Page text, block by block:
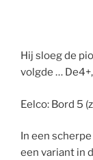
Hij sloeg de
volgde …
Eelco: Bord 5
In een
een variant in